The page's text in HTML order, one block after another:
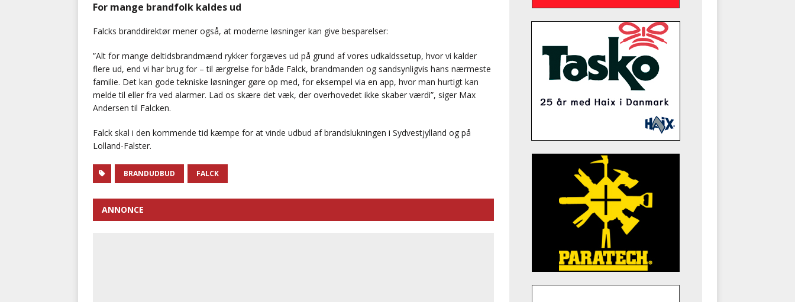
For mange brandfolk kaldes ud
Falcks branddirektør mener også, at moderne løsninger kan give besparelser:
”Alt for mange deltidsbrandmænd rykker forgæves ud på grund af vores udkaldssetup, hvor vi kalder
flere ud, end vi har brug for – til ærgrelse for både Falck, brandmanden og sandsynligvis hans nærmeste
familie. Det kan gode tekniske løsninger gøre op med, for eksempel via en app, hvor man hurtigt kan
melde til eller fra ved alarmer. Lad os skære det væk, der overhovedet ikke skaber værdi”, siger Max
Andersen til Falcken.
Falck skal i den kommende tid kæmpe for at vinde udbud af brandslukningen i Sydvestjylland og på
Lolland-Falster.
BRANDUDBUD FALCK
ANNONCE